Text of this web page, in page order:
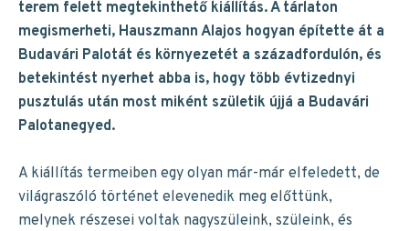
terem felett megtekinthető kiállítás. A tárlaton
megismerheti, Hauszmann Alajos hogyan építette át a
Budavári Palotát és környezetét a századfordulón, és
betekintést nyerhet abba is, hogy több évtizednyi
pusztulás után most miként születik újjá a Budavári
Palotanegyed.
A kiállítás termeiben egy olyan már-már elfeledett, de
világraszóló történet elevenedik meg előttünk,
melynek részesei voltak nagyszüleink, szüleink, és